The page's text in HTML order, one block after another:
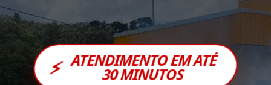
⚡ ATENDIMENTO EM ATÉ
30 MINUTOS